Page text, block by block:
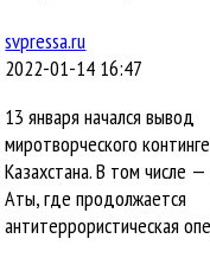
svpressa.ru
2022-01-14 16:47
13 января начался вывод
миротворческого
Казахстана. В том числе
Аты, где продолжается
антитеррористическая